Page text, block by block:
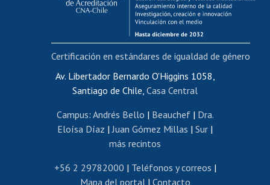
Funcionarias/os
Cursos internos de capacitación
Bienestar del personal
Portal de movilidad interna
Certificado de renta
Certificado de renta honorarios
Editar páginas blancas
Extranjeras/os
Revalidación y reconocimiento de títulos
Postulación al Programa de Movilidad Estudiantil
Av. Libertador Bernardo O'Higgins 1058,
Santiago de Chile, Casa Central
Campus: Andrés Bello | Beauchef| Dra.
Eloísa Díaz | Juan Gómez Millas | Sur |
más recintos
+56 2 29782000 | Teléfonos y correos |
Mapa del portal| Contacto
Certificación en estándares de igualdad de género